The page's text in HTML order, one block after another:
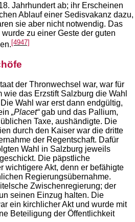
Jahrhundert ab; ihr Erscheinen
Ablauf einer Sedisvakanz dazu,
sie aber nicht notwendig. Das
zu einer Geste der guten
[4947]
der Thronwechsel war, war für
das Erzstift Salzburg die Wahl
Wahl war erst dann endgültig,
„Placet“gab und das Pallium,
Taxe, aushändigte. Die
durch den Kaiser war die dritte
der Regentschaft. Dafür
Wahl in Salzburg jeweils
Die päpstliche
wichtigere Akt, denn er befähigte
Regierungsübernahme.
Zwischenregierung; der
seinen Einzug halten. Die
ein kirchlicher Akt und wurde mit
Beteiligung der Öffentlichkeit